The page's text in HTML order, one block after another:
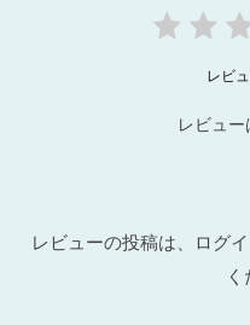
レビ
レビュー
レビューの投稿は、ログ
く